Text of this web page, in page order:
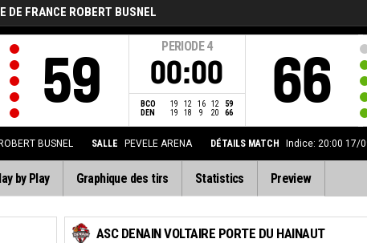
DE FRANCE ROBERT BUSNEL
59
PERIODE 4
00:00
BCO 19 12 16 12
59
DEN
19 18 9 20 66 66
BUSNEL SALLE PEVELE ARENA DÉTAILS MATCH Indice: 20:00 17/
by Play Graphique des tirs Statistics Preview
ASC DENAIN VOLTAIRE PORTE DU HAINAUT